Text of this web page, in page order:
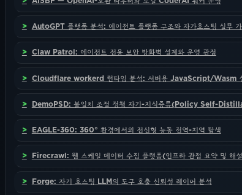
AutoGPT 플랫폼 분석: 에이전트 플랫폼 구조와 자가호스팅 실무 가
Claw Patrol: 에이전트 전용 보안 방화벽 설계와 운영 관점
Cloudflare workerd 런타임 분석: 서버용 JavaScript/Wasm 실
DemoPSD: 불일치 조절 정책 자기-지식증류(Policy Self-
EAGLE-360: 360° 환경에서의 전신형 능동 전역-지역 탐색
Firecrawl: 웹 스케일 데이터 수집 플랫폼(인프라 관점 요약 및 해
Forge: 자기 호스팅 LLM의 도구 호출 신뢰성 레이어 분석